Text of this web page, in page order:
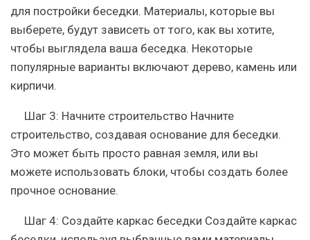
для постройки беседки. Материалы, которые вы
выберете, будут зависеть от того, как вы хотите,
чтобы выглядела ваша беседка. Некоторые
популярные варианты включают дерево, камень или
кирпичи.
Шаг 3: Начните строительство Начните
строительство, создавая основание для беседки.
Это может быть просто равная земля, или вы
можете использовать блоки, чтобы создать более
прочное основание.
Шаг 4: Создайте каркас беседки Создайте каркас